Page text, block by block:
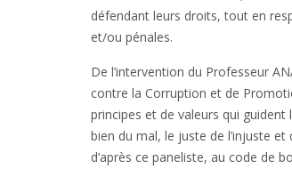
défendant leurs droits, tout en
et/ou pénales.
De l’intervention du Professeur
contre la Corruption et de
principes et de valeurs qui
bien du mal, le juste de l’injuste
d’après ce paneliste, au code de